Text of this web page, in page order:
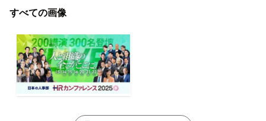
すべての画像